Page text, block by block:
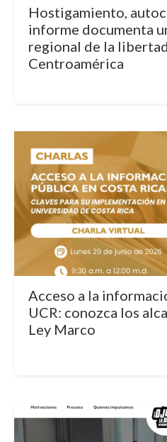
Hostigamiento,
informe documenta
regional de la
Centroamérica
Acceso a la
UCR: conozca los
Ley Marco